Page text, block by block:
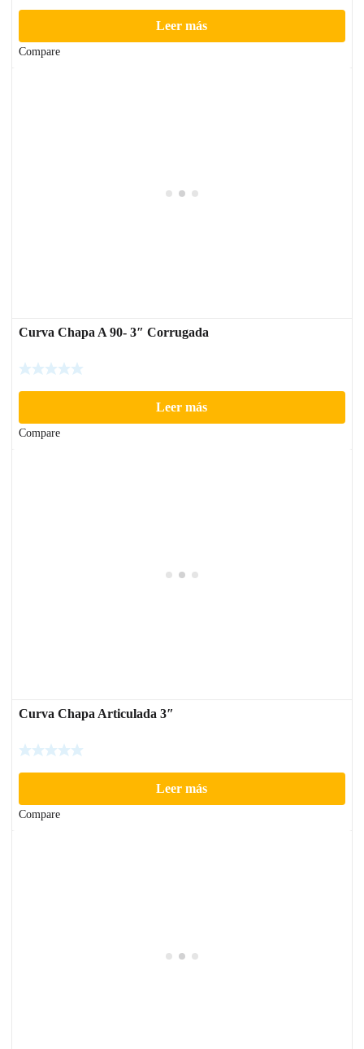
Leer más
Compare
Curva Chapa A 90- 3″ Corrugada
Leer más
Compare
Curva Chapa Articulada 3″
Leer más
Compare